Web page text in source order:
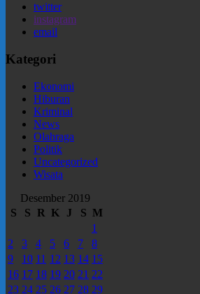
twitter
instagram
email
Kategori
Ekonomi
Hiburan
Kriminal
News
Olahraga
Politik
Uncategorized
Wisata
Desember 2019
S
S R K J S M
1
2
3 4 5 6 7
8
9
10 11 12 13 14 15
16 17 18 19 20 21 22
23 24 25 26 27 28 29